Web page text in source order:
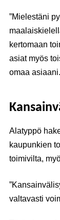
”Mielestäni
kertomaan
asiat myös
omaa
Alatyppö
kaupunkien
toimivilta,
valtavasti